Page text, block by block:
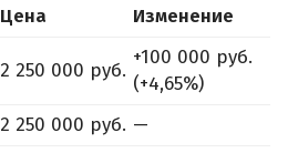
Цена Изменение
2 250 000 руб.
+100 000 руб.
(+4,65%)
2 250 000 руб. —